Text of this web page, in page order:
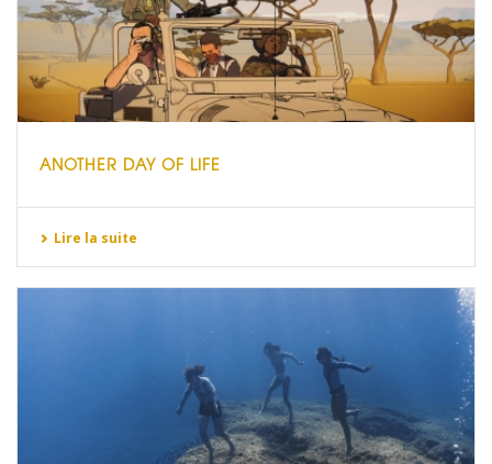
ANOTHER DAY OF LIFE
Lire la suite